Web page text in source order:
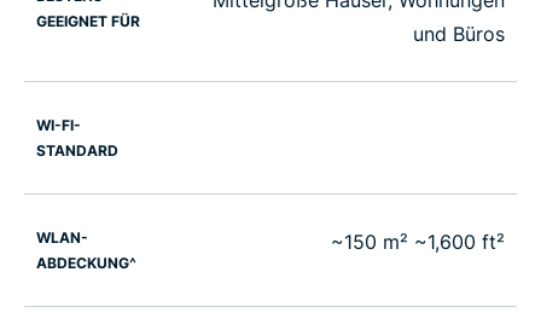
GEEIGNET FÜR
und Büros
WI-FI-
STANDARD
WLAN-
ABDECKUNG^
~150 m² ~1,600 ft²